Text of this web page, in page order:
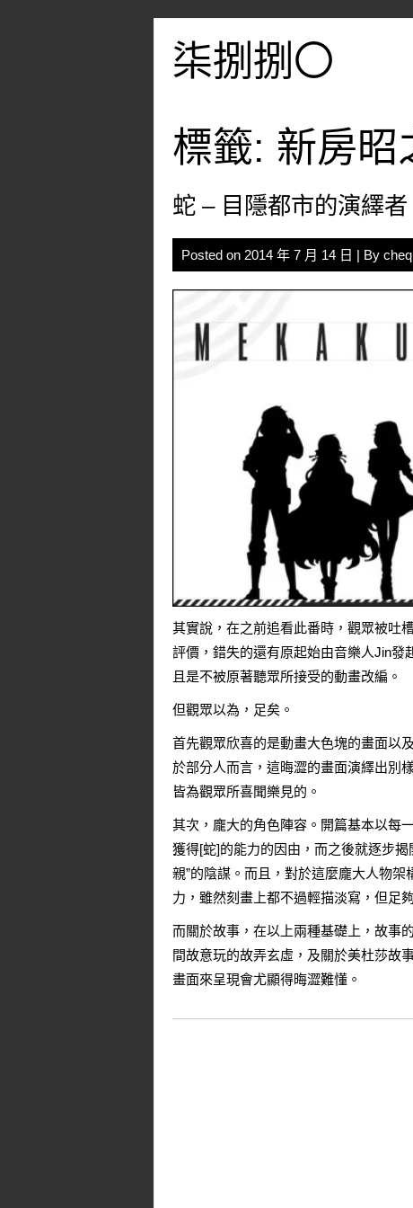
柒捌捌〇
標籤: 新房昭
蛇 – 目隱都市的演繹者
Posted on 2014 年 7 月 14 日 | By
其實說，在之前追看此番時，觀眾被吐
評價，錯失的還有原起始由音樂人Jin發
且是不被原著聽眾所接受的動畫改編。
但觀眾以為，足矣。
首先觀眾欣喜的是動畫大色塊的畫面以
於部分人而言，這晦澀的畫面演繹出別
皆為觀眾所喜聞樂見的。
其次，龐大的角色陣容。開篇基本以每
獲得[蛇]的能力的因由，而之後就逐步
親”的陰謀。而且，對於這麼龐大人物
力，雖然刻畫上都不過輕描淡寫，但足
而關於故事，在以上兩種基礎上，故事
間故意玩的故弄玄虛，及關於美杜莎故
畫面來呈現會尤顯得晦澀難懂。